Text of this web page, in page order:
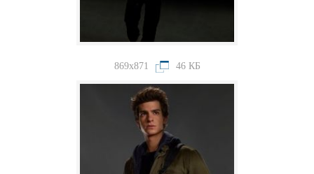
869x871 46 КБ